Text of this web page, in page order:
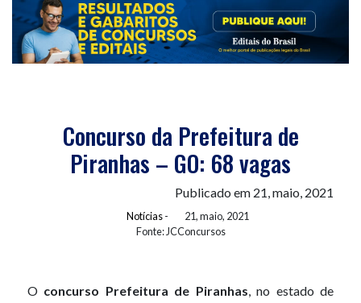
Concurso da Prefeitura de
Piranhas – GO: 68 vagas
Publicado em 21, maio, 2021
Notícias-
21, maio, 2021
Fonte: JCConcursos
O concurso Prefeitura de Piranhas, no estado de